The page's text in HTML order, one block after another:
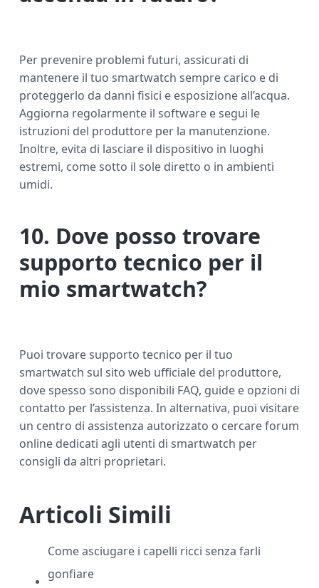
Per prevenire problemi futuri, assicurati di
mantenere il tuo smartwatch sempre carico e di
proteggerlo da danni fisici e esposizione all’acqua.
Aggiorna regolarmente il software e segui le
istruzioni del produttore per la manutenzione.
Inoltre, evita di lasciare il dispositivo in luoghi
estremi, come sotto il sole diretto o in ambienti
umidi.
10. Dove posso trovare
supporto tecnico per il
mio smartwatch?
Puoi trovare supporto tecnico per il tuo
smartwatch sul sito web ufficiale del produttore,
dove spesso sono disponibili FAQ, guide e opzioni di
contatto per l’assistenza. In alternativa, puoi visitare
un centro di assistenza autorizzato o cercare forum
online dedicati agli utenti di smartwatch per
consigli da altri proprietari.
Articoli Simili
Come asciugare i capelli ricci senza farli
gonfiare